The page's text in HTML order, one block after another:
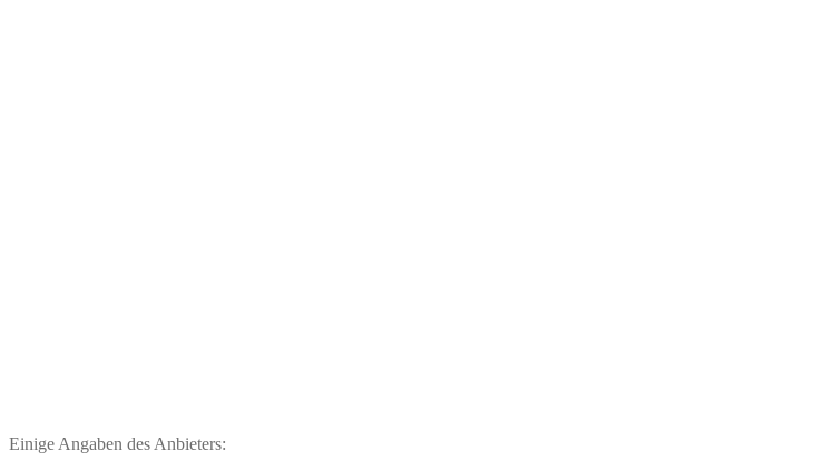
Einige Angaben des Anbieters: